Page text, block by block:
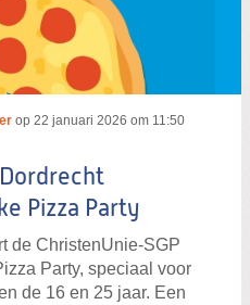
op 22 januari 2026 om 11:50
Pizza Party
de ChristenUnie-SGP
Party, speciaal voor
de 16 en 25 jaar. Een